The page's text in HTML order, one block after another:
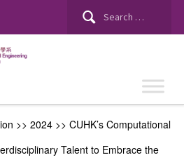
Search
>> 2024>> CUHK’s Computational
Talent to Embrace the